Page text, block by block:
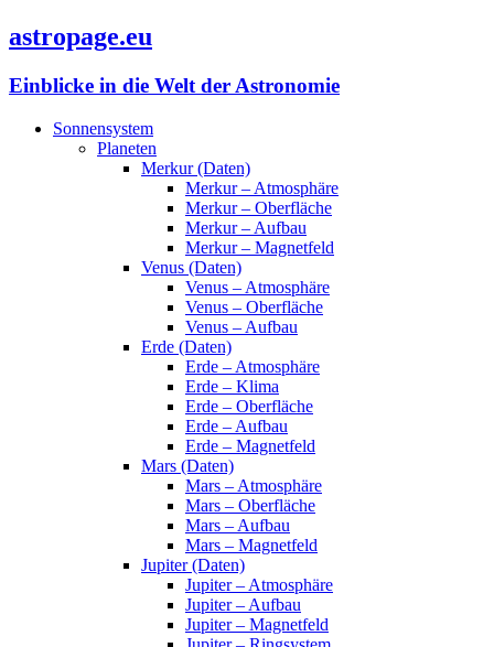
astropage.eu
Einblicke in die Welt der Astronomie
Sonnensystem
Planeten
Merkur (Daten)
Merkur – Atmosphäre
Merkur – Oberfläche
Merkur – Aufbau
Merkur – Magnetfeld
Venus (Daten)
Venus – Atmosphäre
Venus – Oberfläche
Venus – Aufbau
Erde (Daten)
Erde – Atmosphäre
Erde – Klima
Erde – Oberfläche
Erde – Aufbau
Erde – Magnetfeld
Mars (Daten)
Mars – Atmosphäre
Mars – Oberfläche
Mars – Aufbau
Mars – Magnetfeld
Jupiter (Daten)
Jupiter – Atmosphäre
Jupiter – Aufbau
Jupiter – Magnetfeld